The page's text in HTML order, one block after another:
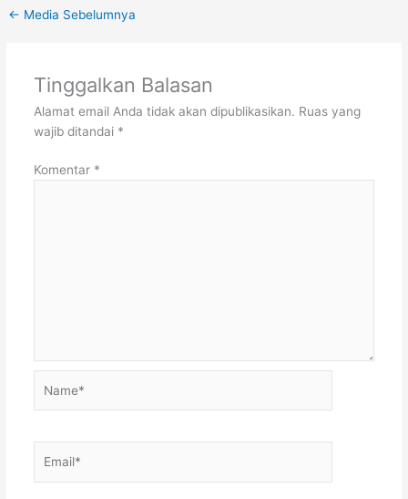
← Media Sebelumnya
Tinggalkan Balasan
Alamat email Anda tidak akan dipublikasikan. Ruas yang
wajib ditandai *
Komentar *